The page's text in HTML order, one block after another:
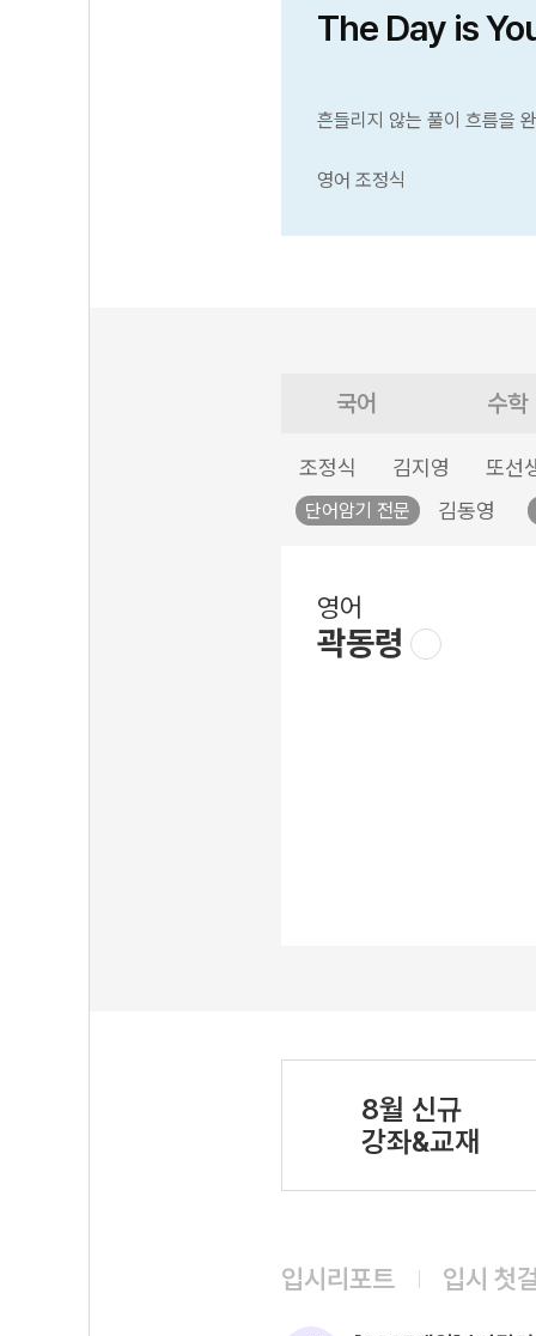
The Day is
흔들리지 않는 풀이 흐름을
영어 조정식
국어 수학
조정식 김지영 또선
단어암기 전문 김동영
영어
곽동령
8월 신규
강좌&교재
입시리포트 입시 첫